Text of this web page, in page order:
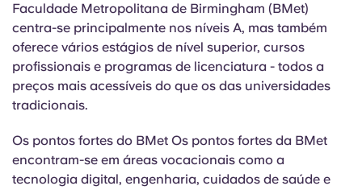
Faculdade Metropolitana de Birmingham (BMet)
centra-se principalmente nos níveis A, mas também
oferece vários estágios de nível superior, cursos
profissionais e programas de licenciatura - todos a
preços mais acessíveis do que os das universidades
tradicionais.
Os pontos fortes do BMet Os pontos fortes da BMet
encontram-se em áreas vocacionais como a
tecnologia digital, engenharia, cuidados de saúde e